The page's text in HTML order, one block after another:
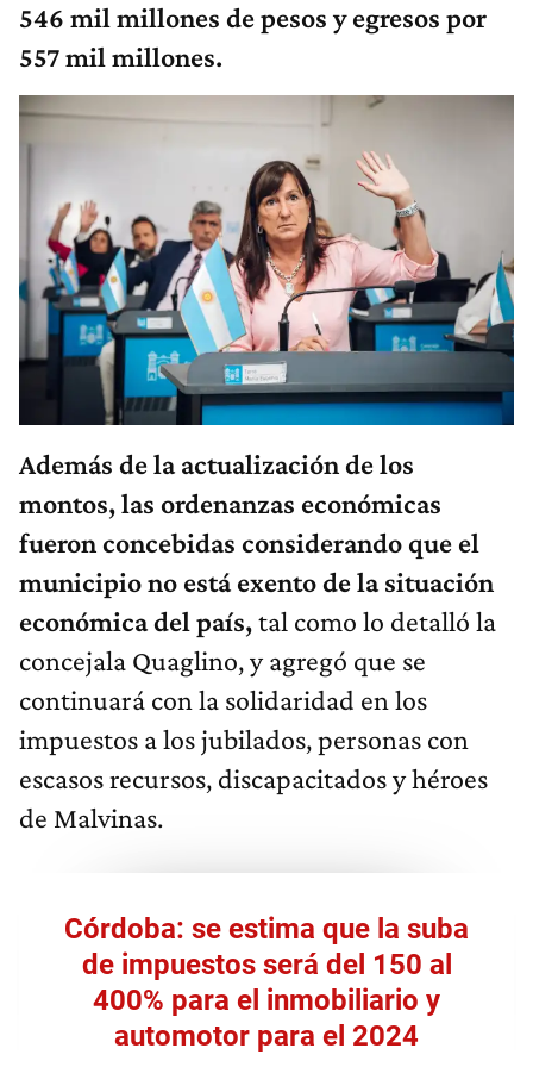
546 mil millones de pesos y egresos por
557 mil millones.
Además de la actualización de los
montos, las ordenanzas económicas
fueron concebidas considerando que el
municipio no está exento de la situación
económica del país,tal como lo detalló la
concejala Quaglino, y agregó que se
continuará con la solidaridad en los
impuestos a los jubilados, personas con
escasos recursos, discapacitados y héroes
de Malvinas.
Córdoba: se estima que la suba
de impuestos será del 150 al
400% para el inmobiliario y
automotor para el 2024